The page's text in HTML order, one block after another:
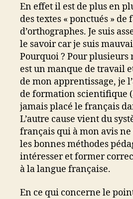
En effet il est de plus en
des textes « ponctués » de
d’orthographes. Je suis
le savoir car je suis
Pourquoi ? Pour
est un manque de travail
de mon apprentissage, je
de formation scientifique
jamais placé le français
L’autre cause vient du
français qui à mon avis
les bonnes méthodes
intéresser et former
à la langue française.
En ce qui concerne le